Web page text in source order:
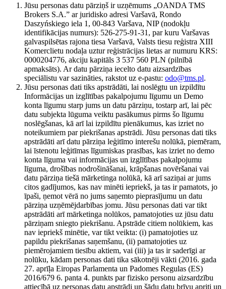
Jūsu personas datu pārziņš ir uzņēmums „OANDA TMS
Brokers S.A.” ar juridisko adresi Varšavā, Rondo
Daszyńskiego iela 1, 00-843 Varšava, NIP (nodokļu
identifikācijas numurs): 526-275-91-31, par kuru Varšavas
galvaspilsētas rajona tiesa Varšavā, Valsts tiesu reģistra XIII
Komerclietu nodaļa uztur reģistrācijas lietas ar numuru KRS:
0000204776, akciju kapitāls 3 537 560 PLN (pilnībā
apmaksāts). Ar datu pārziņa iecelto datu aizsardzības
speciālistu var sazināties, rakstot uz e-pastu: odo@tms.pl.
Jūsu personas dati tiks apstrādāti, lai noslēgtu un izpildītu
Informācijas un izglītības pakalpojumu līgumu un Demo
konta līgumu starp jums un datu pārziņu, tostarp arī, lai pēc
datu subjekta lūguma veiktu pasākumus pirms šo līgumu
noslēgšanas, kā arī lai izpildītu pienākumus, kas izriet no
noteikumiem par piekrišanas apstrādi. Jūsu personas dati tiks
apstrādāti arī datu pārziņa leģitīmo interešu nolūkā, piemēram,
lai īstenotu leģitīmas līgumiskas prasības, kas izriet no demo
konta līguma vai informācijas un izglītības pakalpojumu
līguma, drošības nodrošināšanai, krāpšanas novēršanai vai
datu pārziņa tiešā mārketinga nolūkā, kā arī saziņai ar jums
citos gadījumos, kas nav minēti iepriekš, ja tas ir pamatots, jo
īpaši, ņemot vērā no jums saņemto pieprasījumu un datu
pārziņa uzņēmējdarbības jomu. Jūsu personas dati var tikt
apstrādāti arī mārketinga nolūkos, pamatojoties uz jūsu datu
pārziņam sniegto piekrišanu. Apstrāde citiem nolūkiem, kas
nav iepriekš minētie, var tikt veikta: (i) pamatojoties uz
papildu piekrišanas saņemšanu, (ii) pamatojoties uz
piemērojamiem tiesību aktiem, vai (iii) ja tas ir saderīgi ar
nolūku, kādam personas dati tika sākotnēji vākti (2016. gada
27. aprīļa Eiropas Parlamenta un Padomes Regulas (ES)
2016/679 6. panta 4. punkts par fizisko personu aizsardzību
attiecībā uz personas datu apstrādi un šādu datu brīvu apriti un